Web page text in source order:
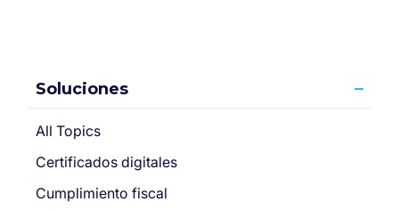
Soluciones
All Topics
Certificados digitales
Cumplimiento fiscal